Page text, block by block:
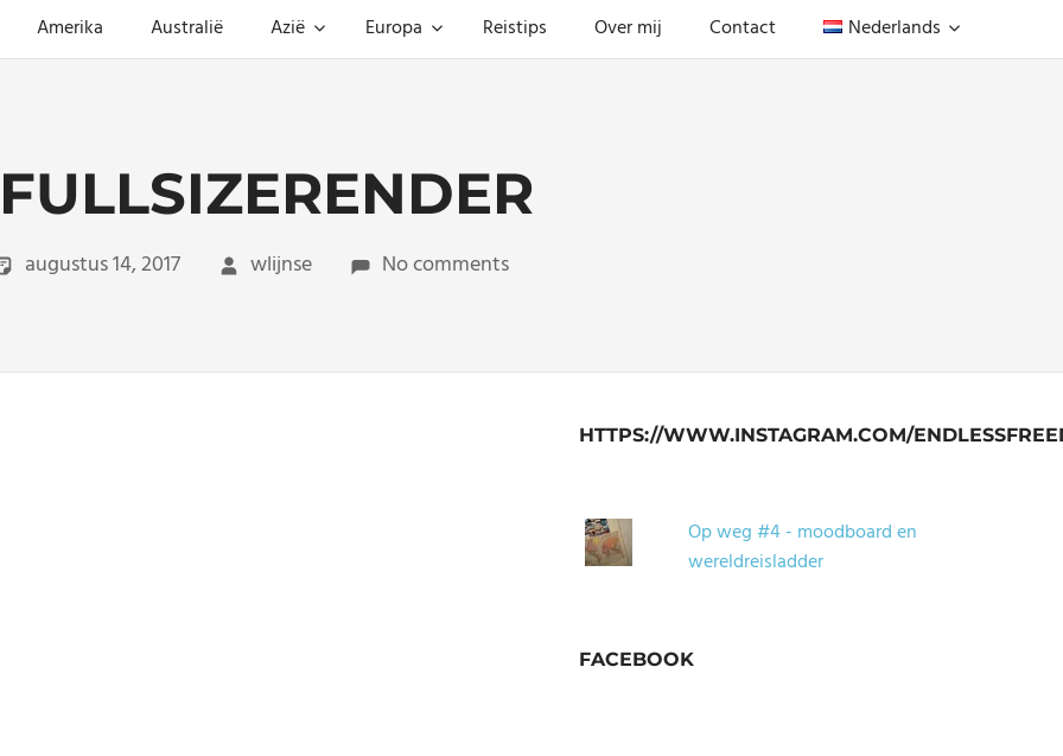
Amerika Australië Azië Europa Reistips Over mij Contact Nederlands
augustus 14, 2017 wlijnse No comments
HTTPS://WWW.INSTAGRAM.COM/
Op weg #4 - moodboard en
wereldreisladder
FACEBOOK